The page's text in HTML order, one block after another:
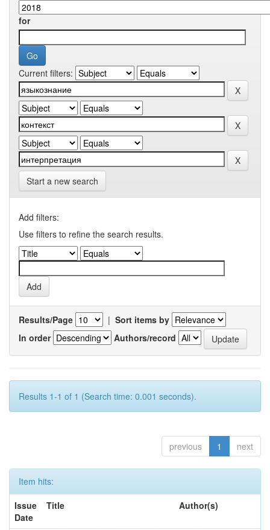
for
Current filters:
Start a new search
Add filters:
Use filters to refine the search results.
Results/Page | Sort items by
In order
Authors/record
Results 1-1 of 1 (Search time: 0.001 seconds).
previous 1 next
Item hits:
Issue
Date
Title Author(s)